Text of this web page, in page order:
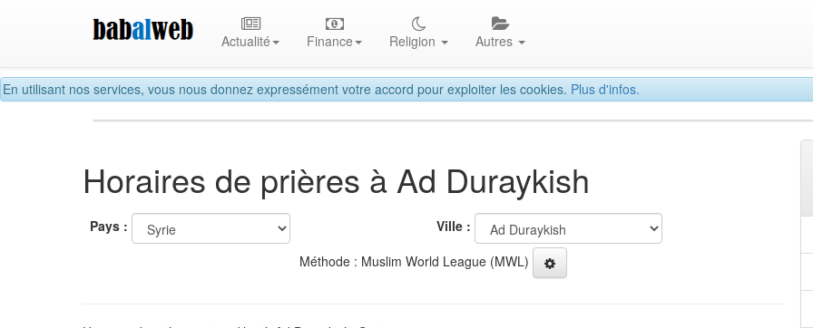
En utilisant nos services, vous nous donnez expressément votre accord pour exploiter les cookies. Plus d'infos.
Actualité Finance Religion Autres
Horaires de prières à Ad Duraykish
Pays :
Ville :
Méthode : Muslim World League (MWL)